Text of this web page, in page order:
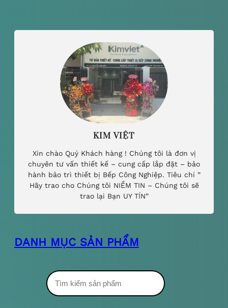
KIM VIỆT
Xin chào Quý Khách hàng ! Chúng tôi là đơn vị
chuyên tư vấn thiết kế – cung cấp lắp đặt – bảo
hành bảo trì thiết bị Bếp Công Nghiệp. Tiêu chí ”
Hãy trao cho Chúng tôi NIỀM TIN – Chúng tôi sẽ
trao lại Bạn UY TÍN”
DANH MỤC SẢN PHẨM